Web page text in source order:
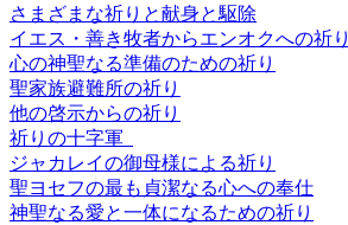
さまざまな祈りと献身と駆除
イエス・善き牧者からエンオクへの祈り
心の神聖なる準備のための祈り
聖家族避難所の祈り
他の啓示からの祈り
祈りの十字軍
ジャカレイの御母様による祈り
聖ヨセフの最も貞潔なる心への奉仕
神聖なる愛と一体になるための祈り